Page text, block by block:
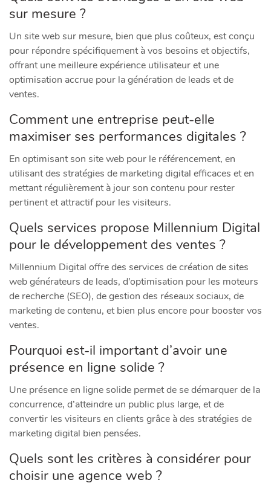
sur mesure ?
Un site web sur mesure, bien que plus coûteux, est conçu
pour répondre spécifiquement à vos besoins et objectifs,
offrant une meilleure expérience utilisateur et une
optimisation accrue pour la génération de leads et de
ventes.
Comment une entreprise peut-elle
maximiser ses performances digitales ?
En optimisant son site web pour le référencement, en
utilisant des stratégies de marketing digital efficaces et en
mettant régulièrement à jour son contenu pour rester
pertinent et attractif pour les visiteurs.
Quels services propose Millennium Digital
pour le développement des ventes ?
Millennium Digital offre des services de création de sites
web générateurs de leads, d’optimisation pour les moteurs
de recherche (SEO), de gestion des réseaux sociaux, de
marketing de contenu, et bien plus encore pour booster vos
ventes.
Pourquoi est-il important d’avoir une
présence en ligne solide ?
Une présence en ligne solide permet de se démarquer de la
concurrence, d’atteindre un public plus large, et de
convertir les visiteurs en clients grâce à des stratégies de
marketing digital bien pensées.
Quels sont les critères à considérer pour
choisir une agence web ?